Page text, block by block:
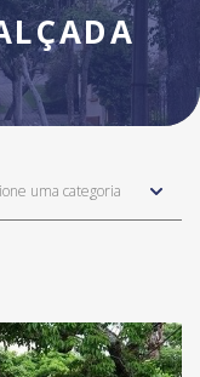
uma categoria